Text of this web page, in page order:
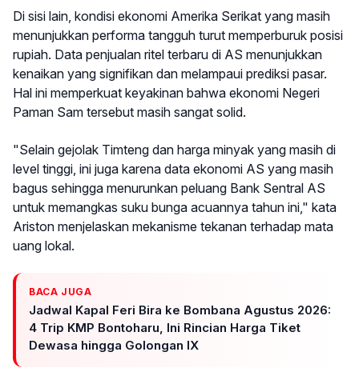
Di sisi lain, kondisi ekonomi Amerika Serikat yang masih
menunjukkan performa tangguh turut memperburuk posisi
rupiah. Data penjualan ritel terbaru di AS menunjukkan
kenaikan yang signifikan dan melampaui prediksi pasar.
Hal ini memperkuat keyakinan bahwa ekonomi Negeri
Paman Sam tersebut masih sangat solid.
"Selain gejolak Timteng dan harga minyak yang masih di
level tinggi, ini juga karena data ekonomi AS yang masih
bagus sehingga menurunkan peluang Bank Sentral AS
untuk memangkas suku bunga acuannya tahun ini," kata
Ariston menjelaskan mekanisme tekanan terhadap mata
uang lokal.
BACA JUGA
Jadwal Kapal Feri Bira ke Bombana Agustus 2026:
4 Trip KMP Bontoharu, Ini Rincian Harga Tiket
Dewasa hingga Golongan IX